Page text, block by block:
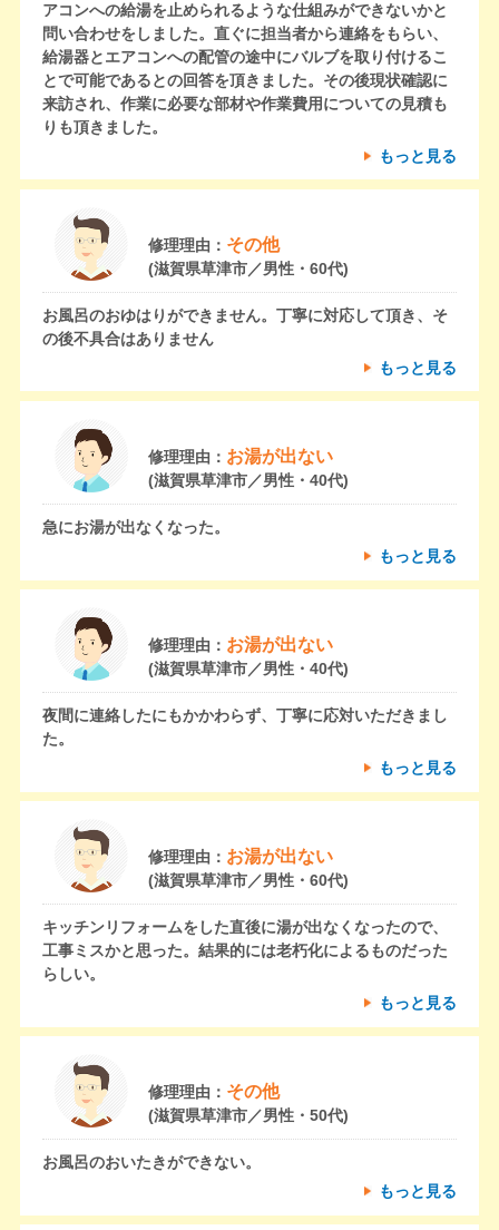
アコンへの給湯を止められるような仕組みができないかと
問い合わせをしました。直ぐに担当者から連絡をもらい、
給湯器とエアコンへの配管の途中にバルブを取り付けるこ
とで可能であるとの回答を頂きました。その後現状確認に
来訪され、作業に必要な部材や作業費用についての見積も
りも頂きました。
もっと見る
修理理由： その他
(滋賀県草津市／男性・60代)
お風呂のおゆはりができません。丁寧に対応して頂き、そ
の後不具合はありません
もっと見る
修理理由： お湯が出ない
(滋賀県草津市／男性・40代)
急にお湯が出なくなった。
もっと見る
修理理由： お湯が出ない
(滋賀県草津市／男性・40代)
夜間に連絡したにもかかわらず、丁寧に応対いただきまし
た。
もっと見る
修理理由： お湯が出ない
(滋賀県草津市／男性・60代)
キッチンリフォームをした直後に湯が出なくなったので、
工事ミスかと思った。結果的には老朽化によるものだった
らしい。
もっと見る
修理理由： その他
(滋賀県草津市／男性・50代)
お風呂のおいたきができない。
もっと見る